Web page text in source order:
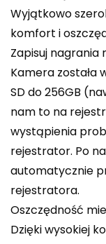
Wyjątkowo
komfort i
Zapisuj nagrania
Kamera została
SD do 256GB
nam to na
wystąpienia
rejestrator. Po
automatycznie
rejestratora.
Oszczędność
Dzięki wysokiej